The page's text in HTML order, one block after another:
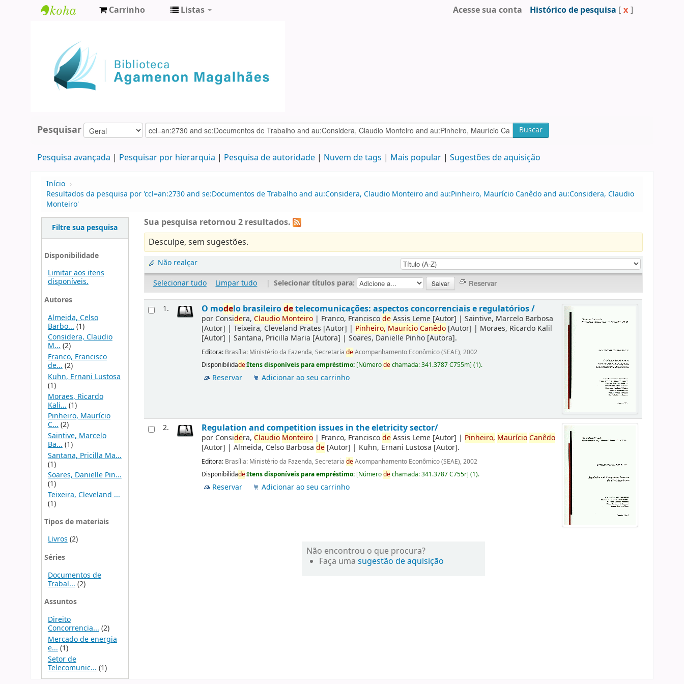
Agamenon
Magalhães
Carrinho Listas Acesse sua conta Histórico de pesquisa [ x ]
Pesquisar Buscar
Pesquisa avançada Pesquisar por hierarquia Pesquisa de autoridade Nuvem de tags Mais popular Sugestões de aquisição
Início ›
Resultados da pesquisa por 'ccl=an:2730 and se:Documentos de Trabalho and au:Considera, Claudio Monteiro and au:Pinheiro, Maurício Canêdo and au:Considera, Claudio
Monteiro'
Filtre sua pesquisa
Disponibilidade
Limitar aos itens
disponíveis.
Autores
Almeida, Celso
Barbo... (1)
Considera, Claudio
M...(2)
Franco, Francisco
de... (2)
Kuhn, Ernani Lustosa
(1)
Moraes, Ricardo
Kali... (1)
Pinheiro, Maurício
C...(2)
Saintive, Marcelo
Ba... (1)
Santana, Pricilla Ma...
(1)
Soares, Danielle Pin...
(1)
Teixeira, Cleveland ...
(1)
Tipos de materiais
Livros(2)
Séries
Documentos de
Trabal... (2)
Assuntos
Direito
Concorrencia... (2)
Mercado de energia
e... (1)
Setor de
Telecomunic... (1)
Sua pesquisa retornou 2 resultados.
Desculpe, sem sugestões.
Não realçar
Selecionar tudo
Limpar tudo | Selecionar títulos para:
1. O modelo brasileirodetelecomunicações: aspectos concorrenciais e regulatórios /
por Considera,Claudio Monteiro | Franco, FranciscodeAssis Leme [Autor] |Saintive, Marcelo Barbosa
[Autor] |Teixeira, Cleveland Prates [Autor] | Pinheiro, MaurícioCanêdo [Autor] | Moraes, Ricardo Kalil
[Autor] |Santana, Pricilla Maria [Autora] |Soares, Danielle Pinho [Autora].
Editora: Brasília: Ministério da Fazenda, SecretariadeAcompanhamento Econômico (SEAE), 2002
Disponibilidade:Itens disponíveis para empréstimo: [Númerodechamada:341.3787 C755m](1).
Reservar Adicionar ao seu carrinho
2. Regulation and competition issues in the eletricity sector/
por Considera,Claudio Monteiro | Franco, FranciscodeAssis Leme [Autor] | Pinheiro, MaurícioCanêdo
[Autor] |Almeida, Celso Barbosade [Autor] | Kuhn, Ernani Lustosa [Autor].
Editora: Brasília: Ministério da Fazenda, SecretariadeAcompanhamento Econômico (SEAE), 2002
Disponibilidade:Itens disponíveis para empréstimo: [Númerodechamada:341.3787 C755r](1).
Reservar Adicionar ao seu carrinho
Não encontrou o que procura?
Faça uma sugestão de aquisição